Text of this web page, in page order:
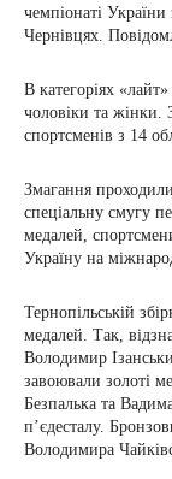
чемпіонаті
Чернівцях.
В категоріях
чоловіки та жінки.
спортсменів з 14
Змагання
спеціальну смугу
медалей,
Україну на
Тернопільській
медалей. Так,
Володимир
завоювали золоті
Безпалька та
п’єдесталу.
Володимира